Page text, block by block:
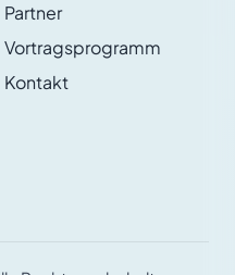
Partner
Vortragsprogramm
Kontakt